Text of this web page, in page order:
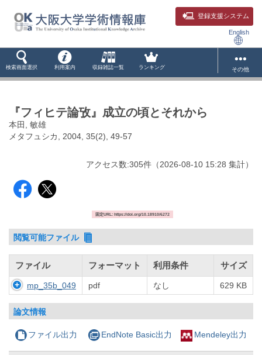
登録支援システム
English
検索画面選択 利用案内 収録雑誌一覧 ランキング その他
『フィヒテ論攷』成立の頃とそれから
本田, 敏雄
メタフュシカ, 2004, 35(2), 49-57
アクセス数:305件 （2026-08-10 15:28 集計）
固定URL: https://doi.org/10.18910/6272
閲覧可能ファイル
ファイル フォーマット 利用条件 サイズ
mp_35b_049 pdf なし 629 KB
論文情報
ファイル出力 EndNote Basic出力 Mendeley出力